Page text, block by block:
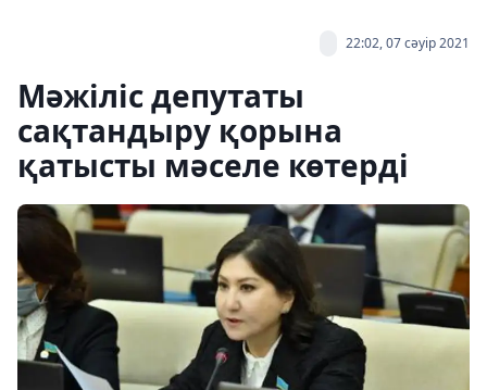
22:02, 07 сәуір 2021
Мәжіліс депутаты
сақтандыру қорына
қатысты мәселе көтерді